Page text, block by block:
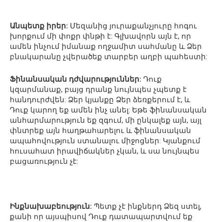
Անպետք իրեր: Մեզանից յուրաքանչյուրը հոգու
խորքում մի փոքր փնթի է: Գլխավորն այն է, որ
ամեն ինչում իմանաք ողջամիտ սահմանը և Ձեր
բնակարանը չվերածեք տարբեր աղբի պահեստի:
Ֆինանսական դժվարություններ: Դուք
կզարմանաք, բայց դրանք նույնպես չպետք է
հանդուրժվեն: Ձեր կյանքը Ձեր ձեռքերում է, և
Դուք կարող եք ամեն ինչ անել: Եթե ​​ֆինանսական
անհարմարություն եք զգում, մի ընկալեք այն, այլ
փնտրեք այն հաղթահարելու և ֆինանսական
ապահովություն ստանալու միջոցներ: Կյանքում
հուսահատ իրավիճակներ չկան, և սա նույնպես
բացառություն չէ:
Ինքնախաբեություն: Պետք չէ ինքներդ Ձեզ ստել,
քանի որ այսպիսով Դուք դատապարտվում եք